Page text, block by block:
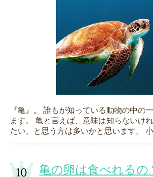
『亀』。 誰もが知っている動物の中の
ます。 亀と言えば、意味は知らないけ
たい、と思う方は多いかと思います。
亀の卵は食べれるの